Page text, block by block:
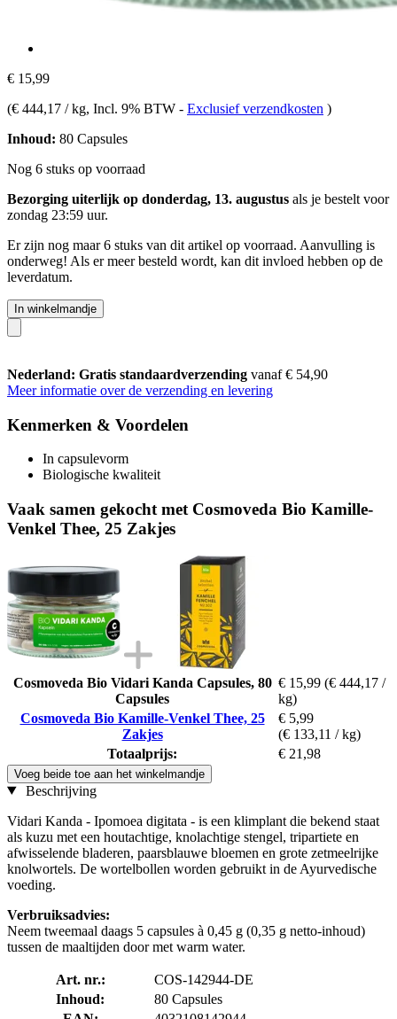
€ 15,99
(€ 444,17 / kg, Incl. 9% BTW - Exclusief verzendkosten )
Inhoud: 80 Capsules
Nog 6 stuks op voorraad
Bezorging uiterlijk op donderdag, 13. augustus als je bestelt voor
zondag 23:59 uur.
Er zijn nog maar 6 stuks van dit artikel op voorraad. Aanvulling is
onderweg! Als er meer besteld wordt, kan dit invloed hebben op de
leverdatum.
In winkelmandje
Nederland: Gratis standaardverzending vanaf € 54,90
Meer informatie over de verzending en levering
Kenmerken & Voordelen
In capsulevorm
Biologische kwaliteit
Vaak samen gekocht met Cosmoveda Bio Kamille-
Venkel Thee, 25 Zakjes
Cosmoveda Bio Vidari Kanda Capsules, 80
Capsules
€ 15,99 (€ 444,17 /
kg)
Cosmoveda Bio Kamille-Venkel Thee, 25
Zakjes
€ 5,99
(€ 133,11 / kg)
Totaalprijs:
€ 21,98
Voeg beide toe aan het winkelmandje
Beschrijving
Vidari Kanda - Ipomoea digitata - is een klimplant die bekend staat
als kuzu met een houtachtige, knolachtige stengel, tripartiete en
afwisselende bladeren, paarsblauwe bloemen en grote zetmeelrijke
knolwortels. De wortelbollen worden gebruikt in de Ayurvedische
voeding.
Verbruiksadvies:
Neem tweemaal daags 5 capsules à 0,45 g (0,35 g netto-inhoud)
tussen de maaltijden door met warm water.
Art. nr.:
COS-142944-DE
Inhoud:
80 Capsules